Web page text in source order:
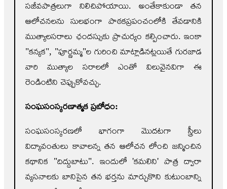
సజీవపాత్రలుగా నిలిచిపోయాయి. అంతేకాకుండా తన
ఆలోచనలను సులభంగా పాఠకప్రపంచంలోకి తేవడానికి
ముత్యాలసరాలు ఛందస్సుకు ప్రాచుర్యం కల్పించారు. ఇంకా
"కన్యక", "పూర్ణమ్మ"ల గురించి మాట్లాడినట్లయితే గురజాడ
వారి ముత్యాల సరాలలో ఎంతో విలువైనవిగా ఈ
రెండింటిని చెప్పుకోవచ్చు.
సంఘసంస్కరణాత్మక ప్రబోధం:
సంఘసంస్కరణలో భాగంగా మొదటగా స్త్రీలు
విద్యావంతులు కావాలన్న తన ఆలోచన లోంచి జన్మించిన
కథానిక "దిద్దుబాటు". ఇందులో 'కమలిని' పాత్ర ద్వారా
వ్యసనాలకు బానిసైన తన భర్తను మార్చుకొని కుటుంబాన్ని